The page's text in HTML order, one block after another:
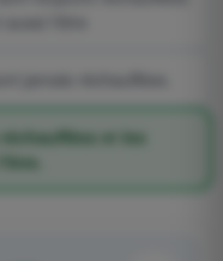
et les